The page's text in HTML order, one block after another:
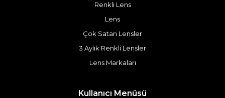
Renkli Lens
Lens
Çok Satan Lensler
3 Aylık Renkli Lensler
Lens Markaları
Kullanıcı Menüsü